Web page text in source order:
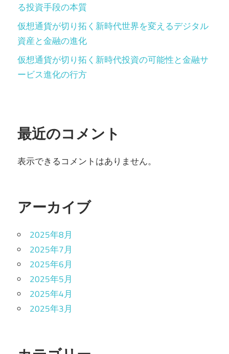
る投資手段の本質
仮想通貨が切り拓く新時代世界を変えるデジタル
資産と金融の進化
仮想通貨が切り拓く新時代投資の可能性と金融サ
ービス進化の行方
最近のコメント
表示できるコメントはありません。
アーカイブ
2025年8月
2025年7月
2025年6月
2025年5月
2025年4月
2025年3月